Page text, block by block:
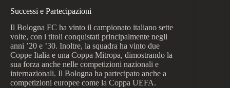
Successi e Partecipazioni
Il Bologna FC ha vinto il campionato italiano sette
volte, con i titoli conquistati principalmente negli
anni ’20 e ’30. Inoltre, la squadra ha vinto due
Coppe Italia e una Coppa Mitropa, dimostrando la
sua forza anche nelle competizioni nazionali e
internazionali. Il Bologna ha partecipato anche a
competizioni europee come la Coppa UEFA.